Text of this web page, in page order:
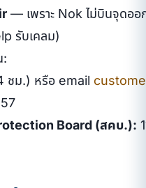
— เพราะ Nok ไม่บินจุดออ
รับเคลม)
:
ชม.) หรือ email
Board (สคบ.):